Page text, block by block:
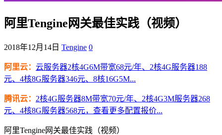
阿里Tengine网关最佳实践（视频）
2018年12月14日 Tengine 0
阿里云： 云服务器2核4G6M带宽68元/年、2核4G服务器188
元、4核8G服务器346元、8核16G5M...
腾讯云： 2核4G服务器8M带宽70元/年、2核4G3M服务器268
元、4核8G服务器568元，查看更多配置报价...
阿里Tengine网关最佳实践（视频）